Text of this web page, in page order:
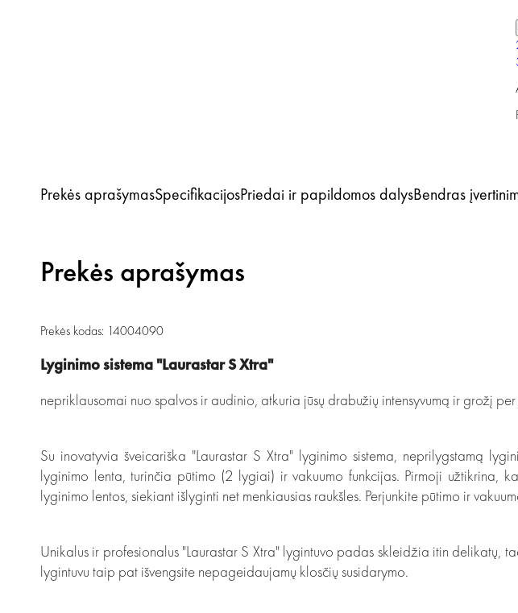
Prekės aprašymasSpecifikacijosPriedai ir papildomos dalysBendras
Prekės aprašymas
Prekės kodas: 14004090
Lyginimo sistema "Laurastar S Xtra"
nepriklausomai nuo spalvos ir audinio, atkuria jūsų drabužių intensyvumą ir grožį
Su inovatyvia šveicariška "Laurastar S Xtra" lyginimo sistema, neprilygstamą
lyginimo lenta, turinčia pūtimo (2 lygiai) ir vakuumo funkcijas. Pirmoji užtikrina,
lyginimo lentos, siekiant išlyginti net menkiausias raukšles. Perjunkite pūtimo ir
Unikalus ir profesionalus "Laurastar S Xtra" lygintuvo padas skleidžia itin delikatų,
lygintuvu taip pat išvengsite nepageidaujamų klosčių susidarymo.